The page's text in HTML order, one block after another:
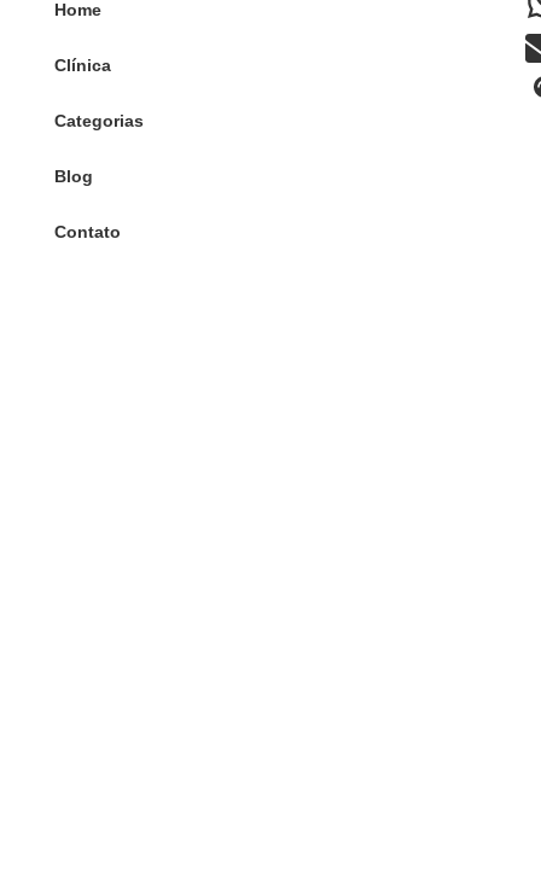
Home
Clínica
Categorias
Blog
Contato